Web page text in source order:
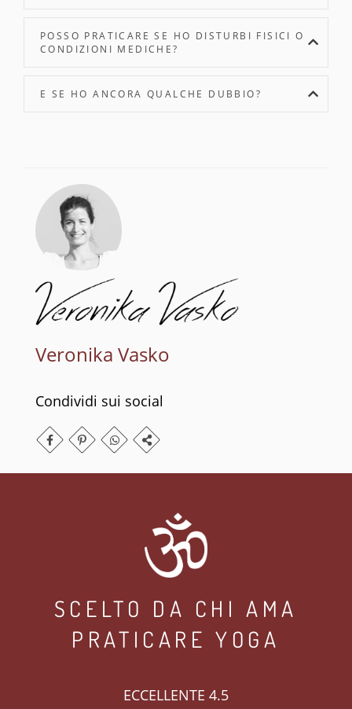
POSSO PRATICARE SE HO DISTURBI FISICI O
CONDIZIONI MEDICHE?
E SE HO ANCORA QUALCHE DUBBIO?
Veronika Vasko
Condividi sui social
SCELTO DA CHI AMA
PRATICARE YOGA
ECCELLENTE 4.5